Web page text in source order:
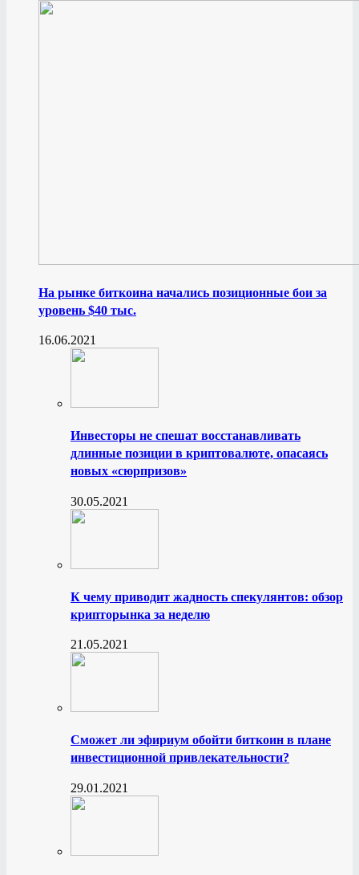
На рынке биткоина начались позиционные бои за
уровень $40 тыс.
16.06.2021
Инвесторы не спешат восстанавливать
длинные позиции в криптовалюте, опасаясь
новых «сюрпризов»
30.05.2021
К чему приводит жадность спекулянтов: обзор
крипторынка за неделю
21.05.2021
Сможет ли эфириум обойти биткоин в плане
инвестиционной привлекательности?
29.01.2021